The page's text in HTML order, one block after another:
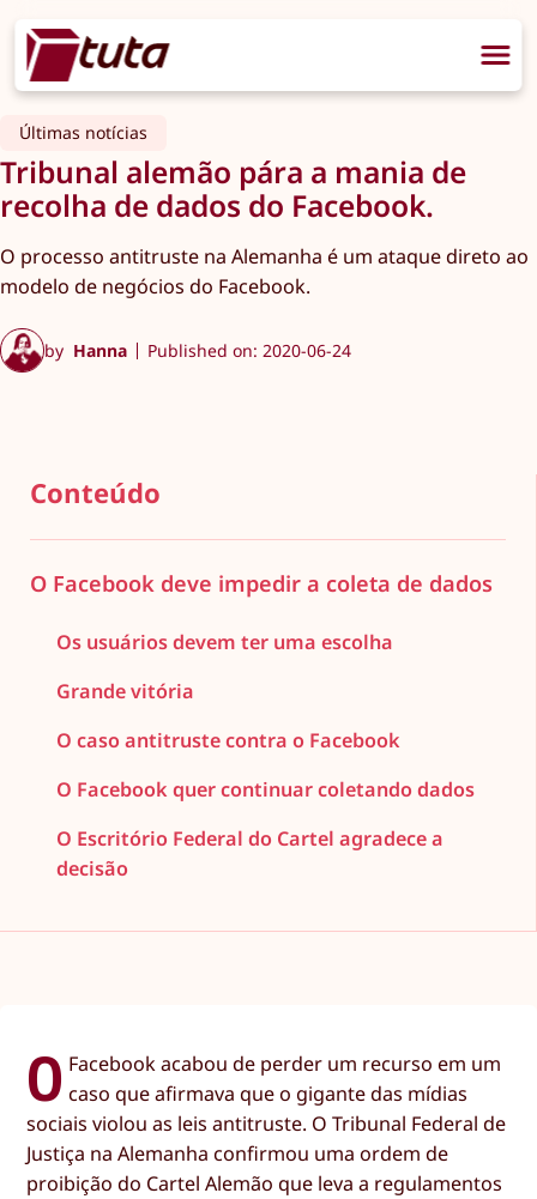
Últimas notícias
Tribunal alemão pára a mania de
recolha de dados do Facebook.
O processo antitruste na Alemanha é um ataque direto ao
modelo de negócios do Facebook.
by Hanna Published on: 2020-06-24
Conteúdo
O Facebook deve impedir a coleta de dados
Os usuários devem ter uma escolha
Grande vitória
O caso antitruste contra o Facebook
O Facebook quer continuar coletando dados
O Escritório Federal do Cartel agradece a
decisão
O Facebook acabou de perder um recurso em um
caso que afirmava que o gigante das mídias
sociais violou as leis antitruste. O Tribunal Federal de
Justiça na Alemanha confirmou uma ordem de
proibição do Cartel Alemão que leva a regulamentos